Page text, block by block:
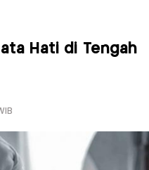
Hati di Tengah